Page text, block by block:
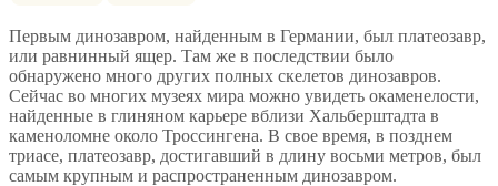
Первым динозавром, найденным в Германии, был платеозавр,
или равнинный ящер. Там же в последствии было
обнаружено много других полных скелетов динозавров.
Сейчас во многих музеях мира можно увидеть окаменелости,
найденные в глиняном карьере вблизи Хальберштадта в
каменоломне около Троссингена. В свое время, в позднем
триасе, платеозавр, достигавший в длину восьми метров, был
самым крупным и распространенным динозавром.